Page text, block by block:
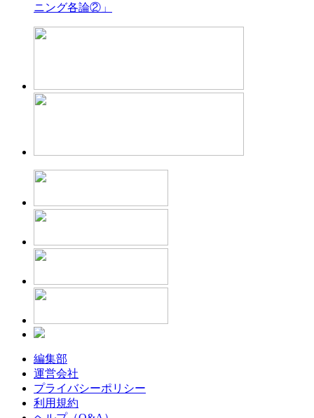
ニング各論②」
編集部
運営会社
プライバシーポリシー
利用規約